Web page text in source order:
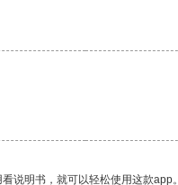
说明书，就可以轻松使用这款app。